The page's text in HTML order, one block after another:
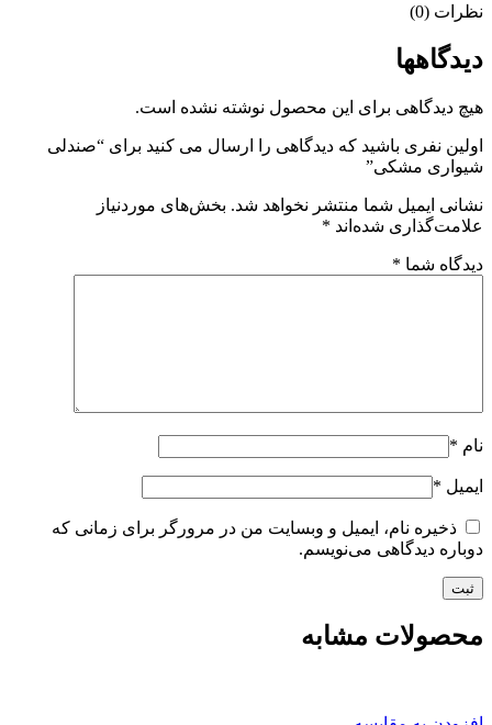
نظرات (0)
دیدگاهها
هیچ دیدگاهی برای این محصول نوشته نشده است.
اولین نفری باشید که دیدگاهی را ارسال می کنید برای “صندلی
شیواری مشکی”
نشانی ایمیل شما منتشر نخواهد شد. بخش‌های موردنیاز
علامت‌گذاری شده‌اند *
دیدگاه شما *
نام *
ایمیل *
ذخیره نام، ایمیل و وبسایت من در مرورگر برای زمانی که
دوباره دیدگاهی می‌نویسم.
محصولات مشابه